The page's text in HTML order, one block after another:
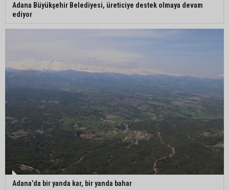
Adana Büyükşehir Belediyesi, üreticiye destek olmaya devam
ediyor
Adana’da bir yanda kar, bir yanda bahar